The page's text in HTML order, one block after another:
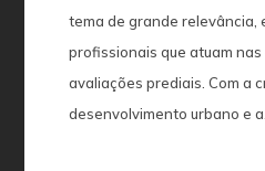
tema de grande relevância,
profissionais que atuam
avaliações prediais. Com a
desenvolvimento urbano e a...